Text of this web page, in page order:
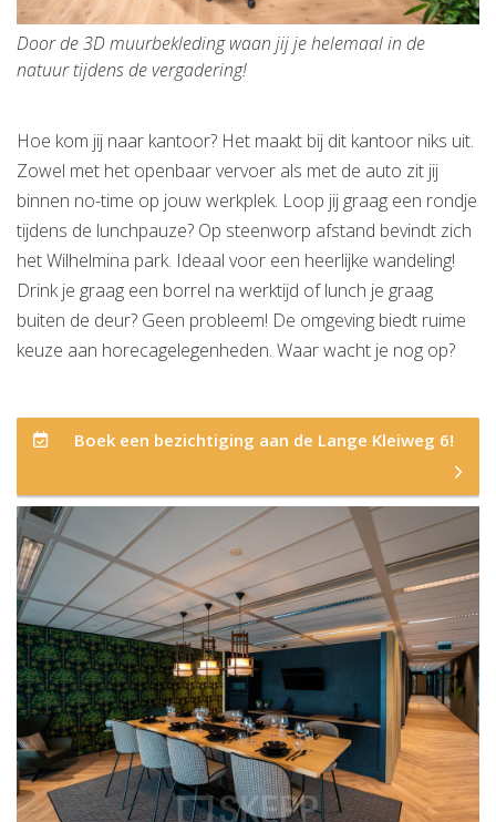
Door de 3D muurbekleding waan jij je helemaal in de
natuur tijdens de vergadering!
Hoe kom jij naar kantoor? Het maakt bij dit kantoor niks uit.
Zowel met het openbaar vervoer als met de auto zit jij
binnen no-time op jouw werkplek. Loop jij graag een rondje
tijdens de lunchpauze? Op steenworp afstand bevindt zich
het Wilhelmina park. Ideaal voor een heerlijke wandeling!
Drink je graag een borrel na werktijd of lunch je graag
buiten de deur? Geen probleem! De omgeving biedt ruime
keuze aan horecagelegenheden. Waar wacht je nog op?
Boek een bezichtiging aan de Lange Kleiweg 6!